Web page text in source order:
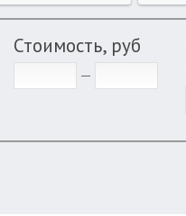
Стоимость, руб